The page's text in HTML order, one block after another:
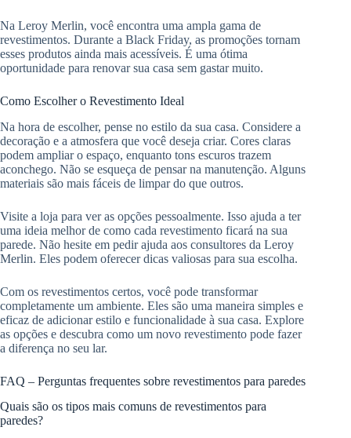
Na Leroy Merlin, você encontra uma ampla gama de
revestimentos. Durante a Black Friday, as promoções tornam
esses produtos ainda mais acessíveis. É uma ótima
oportunidade para renovar sua casa sem gastar muito.
Como Escolher o Revestimento Ideal
Na hora de escolher, pense no estilo da sua casa. Considere a
decoração e a atmosfera que você deseja criar. Cores claras
podem ampliar o espaço, enquanto tons escuros trazem
aconchego. Não se esqueça de pensar na manutenção. Alguns
materiais são mais fáceis de limpar do que outros.
Visite a loja para ver as opções pessoalmente. Isso ajuda a ter
uma ideia melhor de como cada revestimento ficará na sua
parede. Não hesite em pedir ajuda aos consultores da Leroy
Merlin. Eles podem oferecer dicas valiosas para sua escolha.
Com os revestimentos certos, você pode transformar
completamente um ambiente. Eles são uma maneira simples e
eficaz de adicionar estilo e funcionalidade à sua casa. Explore
as opções e descubra como um novo revestimento pode fazer
a diferença no seu lar.
FAQ – Perguntas frequentes sobre revestimentos para paredes
Quais são os tipos mais comuns de revestimentos para
paredes?